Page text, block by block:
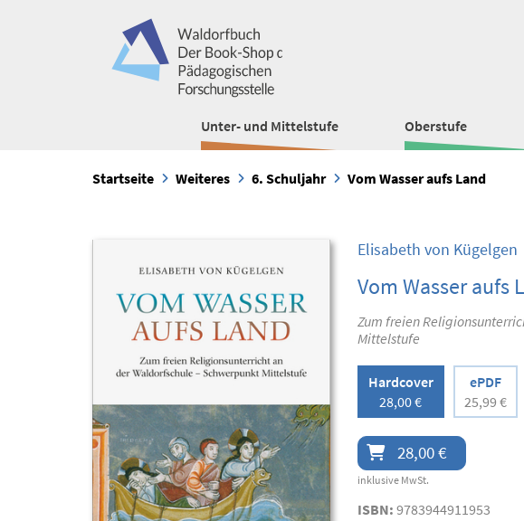
Unter- und Mittelstufe Oberstufe
Startseite Weiteres 6. Schuljahr Vom Wasser aufs Land
Elisabeth von Kügelgen
Vom Wasser aufs
Zum freien
Mittelstufe
Hardcover
28,00 €
ePDF
25,99 €
28,00 €
inklusive MwSt.
ISBN: 9783944911953